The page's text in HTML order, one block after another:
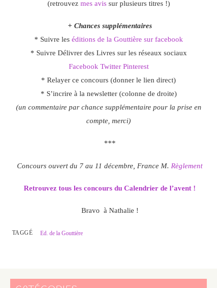
(retrouvez mes avissur plusieurs titres !)
+ Chances supplémentaires
* Suivre les éditions de la Gouttière sur facebook
* Suivre Délivrer des Livres sur les réseaux sociaux
Facebook Twitter Pinterest
* Relayer ce concours (donner le lien direct)
* S’incrire à la newsletter (colonne de droite)
(un commentaire par chance supplémentaire pour la prise en
compte, merci)
***
Concours ouvert du 7 au 11 décembre, France M. Règlement
Retrouvez tous les concours du Calendrier de l’avent !
Bravo à Nathalie !
TAGGÉ Ed. de la Gouttière